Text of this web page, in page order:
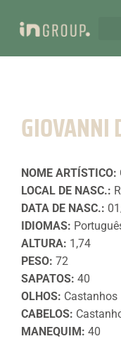
GIOVANNI
NOME ARTÍSTICO:
LOCAL DE NASC.:
DATA DE NASC.:
IDIOMAS:
ALTURA: 1,74
PESO: 72
SAPATOS: 40
OLHOS: Castanhos
CABELOS:
MANEQUIM: 40